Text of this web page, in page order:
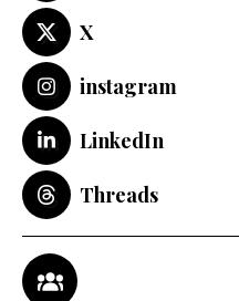
X
instagram
LinkedIn
Threads